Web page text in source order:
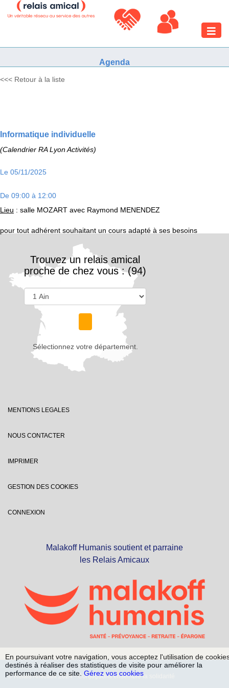
Toggle
Agenda
<<< Retour à la liste
Informatique individuelle
(Calendrier RA Lyon Activités)
Le 05/11/2025
De 09:00 à 12:00
Lieu : salle MOZART avec Raymond MENENDEZ
pour tout adhérent souhaitant un cours adapté à ses besoins
Trouvez un relais amical
proche de chez vous : (94)
Sélectionnez votre département.
MENTIONS LEGALES
NOUS CONTACTER
IMPRIMER
GESTION DES COOKIES
CONNEXION
Malakoff Humanis soutient et parraine
les Relais Amicaux
© Relais Amicaux 2024 - Conjuguons ensemble la solidarité
En poursuivant votre navigation, vous acceptez l'utilisation de
destinés à réaliser des statistiques de visite pour améliorer la
performance de ce site. Gérez vos cookies